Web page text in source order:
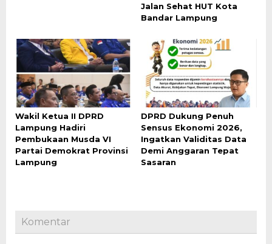
Jalan Sehat HUT Kota
Bandar Lampung
Wakil Ketua II DPRD
Lampung Hadiri
Pembukaan Musda VI
Partai Demokrat Provinsi
Lampung
DPRD Dukung Penuh
Sensus Ekonomi 2026,
Ingatkan Validitas Data
Demi Anggaran Tepat
Sasaran
Komentar